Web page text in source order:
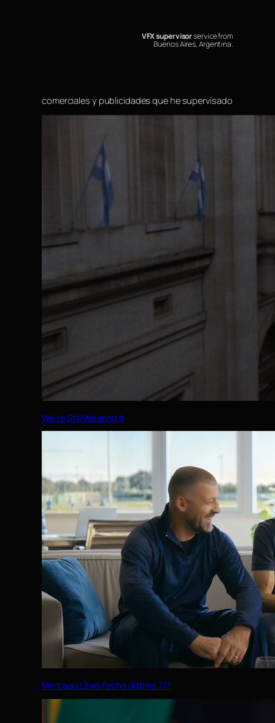
VFX supervisorservice from
Buenos Aires, Argentina.
comerciales y publicidades que he supervisado
We’re Still Wearing It
Mercado Libre Fecha dobles 7/7